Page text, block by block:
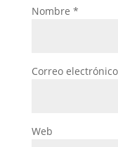
Nombre *
Correo electrónico
Web